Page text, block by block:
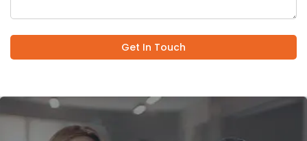
Get In Touch